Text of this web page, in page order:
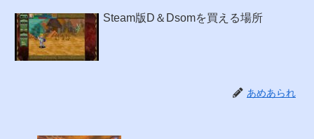
Steam版D＆Dsomを買える場所
あめあられ